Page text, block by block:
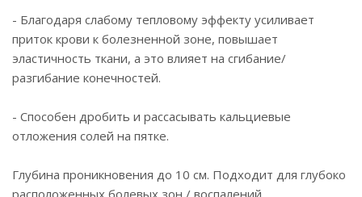
- Благодаря слабому тепловому эффекту усиливает
приток крови к болезненной зоне, повышает
эластичность ткани, а это влияет на сгибание/
разгибание конечностей.
- Способен дробить и рассасывать кальциевые
отложения солей на пятке.
Глубина проникновения до 10 см. Подходит для глубоко
расположенных болевых зон / воспалений.